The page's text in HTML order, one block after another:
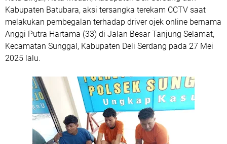
Kabupaten Batubara, aksi tersangka terekam CCTV saat
melakukan pembegalan terhadap driver ojek online bernama
Anggi Putra Hartama (33) di Jalan Besar Tanjung Selamat,
Kecamatan Sunggal, Kabupaten Deli Serdang pada 27 Mei
2025 lalu.